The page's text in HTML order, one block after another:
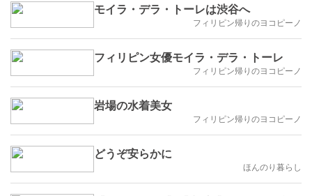
モイラ・デラ・トーレは渋谷へ
フィリピン帰りのヨコピーノ
フィリピン女優モイラ・デラ・トーレ
フィリピン帰りのヨコピーノ
岩場の水着美女
フィリピン帰りのヨコピーノ
どうぞ安らかに
ほんのり暮らし